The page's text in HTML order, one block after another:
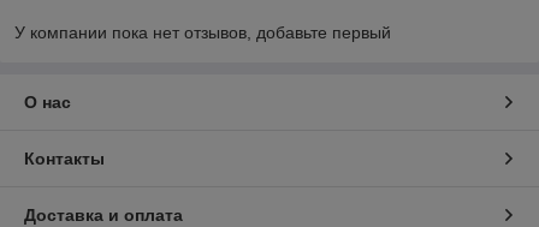
У компании пока нет отзывов, добавьте первый
О нас
Контакты
Доставка и оплата